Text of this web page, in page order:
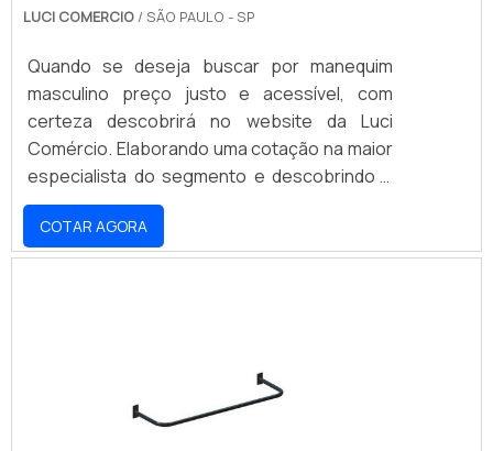
LUCI COMERCIO / SÃO PAULO - SP
Quando se deseja buscar por manequim
masculino preço justo e acessível, com
certeza descobrirá no website da Luci
Comércio. Elaborando uma cotação na maior
especialista do segmento e descobrindo a
organização mais competente do
ramo.Quando o interesse é por manequim
masculino preço baixo, com os melhores
clientes.UM POUCO MAIS SOBRE MANEQUIM
MASCULINO PREÇOExistem muitas formas
diferentes de demonstrar conhecimento e
COTAR AGORA